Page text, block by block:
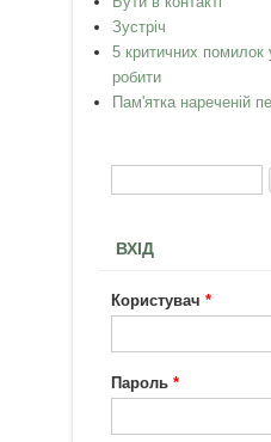
Зустріч
5 критичних помилок
робити
Пам'ятка нареченій
Пошукова
ВХІД
Користувач*
Пароль*